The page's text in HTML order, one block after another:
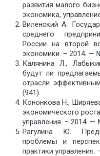
развития малого
экономика,
Виленский А.
среднего
России на второй
экономики. – 2014. —
Калянина Л.,
будут ли
отрасли
(941).
Кононкова Н.,
экономического
управления. – 2014. —
Рагулина Ю.
проблемы и
практики